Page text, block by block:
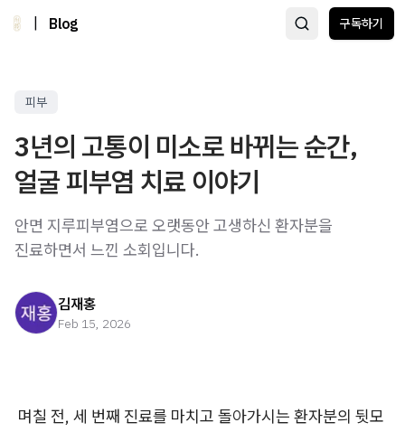
Blog 구독하기
피부
3년의 고통이 미소로 바뀌는 순간,
얼굴 피부염 치료 이야기
안면 지루피부염으로 오랫동안 고생하신 환자분을
진료하면서 느낀 소회입니다.
김재홍
Feb 15, 2026
며칠 전, 세 번째 진료를 마치고 돌아가시는 환자분의 뒷모